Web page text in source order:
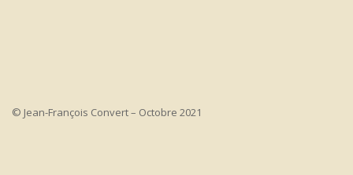
© Jean-François Convert – Octobre 2021